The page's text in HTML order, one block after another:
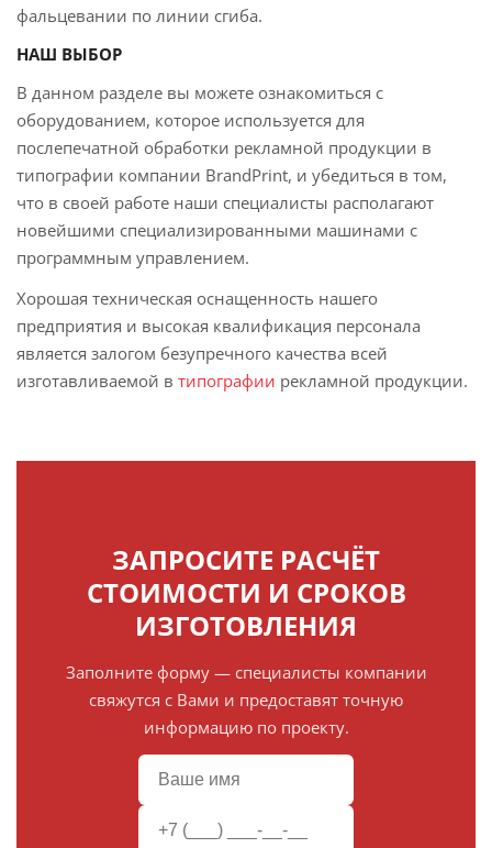
фальцевании по линии сгиба.
НАШ ВЫБОР
В данном разделе вы можете ознакомиться с
оборудованием, которое используется для
послепечатной обработки рекламной продукции в
типографии компании BrandPrint, и убедиться в том,
что в своей работе наши специалисты располагают
новейшими специализированными машинами с
программным управлением.
Хорошая техническая оснащенность нашего
предприятия и высокая квалификация персонала
является залогом безупречного качества всей
изготавливаемой в типографии рекламной продукции.
ЗАПРОСИТЕ РАСЧЁТ
СТОИМОСТИ И СРОКОВ
ИЗГОТОВЛЕНИЯ
Заполните форму — специалисты компании
свяжутся с Вами и предоставят точную
информацию по проекту.